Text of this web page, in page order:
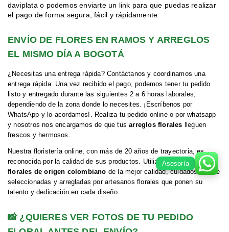
daviplata o podemos enviarte un link para que puedas realizar
el pago de forma segura, fácil y rápidamente
ENVÍO DE FLORES EN RAMOS Y ARREGLOS
EL MISMO DÍA A BOGOTÁ
¿Necesitas una entrega rápida? Contáctanos y coordinamos una
entrega rápida. Una vez recibido el pago, podemos tener tu pedido
listo y entregado durante las siguientes 2 a 6 horas laborales,
dependiendo de la zona donde lo necesites. ¡Escríbenos por
WhatsApp y lo acordamos!. Realiza tu pedido online o por whatsapp
y nosotros nos encargamos de que tusarreglos florales lleguen
frescos y hermosos.
Nuestra floristería online, con más de 20 años de trayectoria, es
reconocida por la calidad de sus productos. Utilizamosproductos
florales de origen colombiano de la mejor calidad, cuidadosamente
seleccionadas y arregladas por artesanos florales que ponen su
talento y dedicación en cada diseño.
📸 ¿QUIERES VER FOTOS DE TU PEDIDO
Asesoría